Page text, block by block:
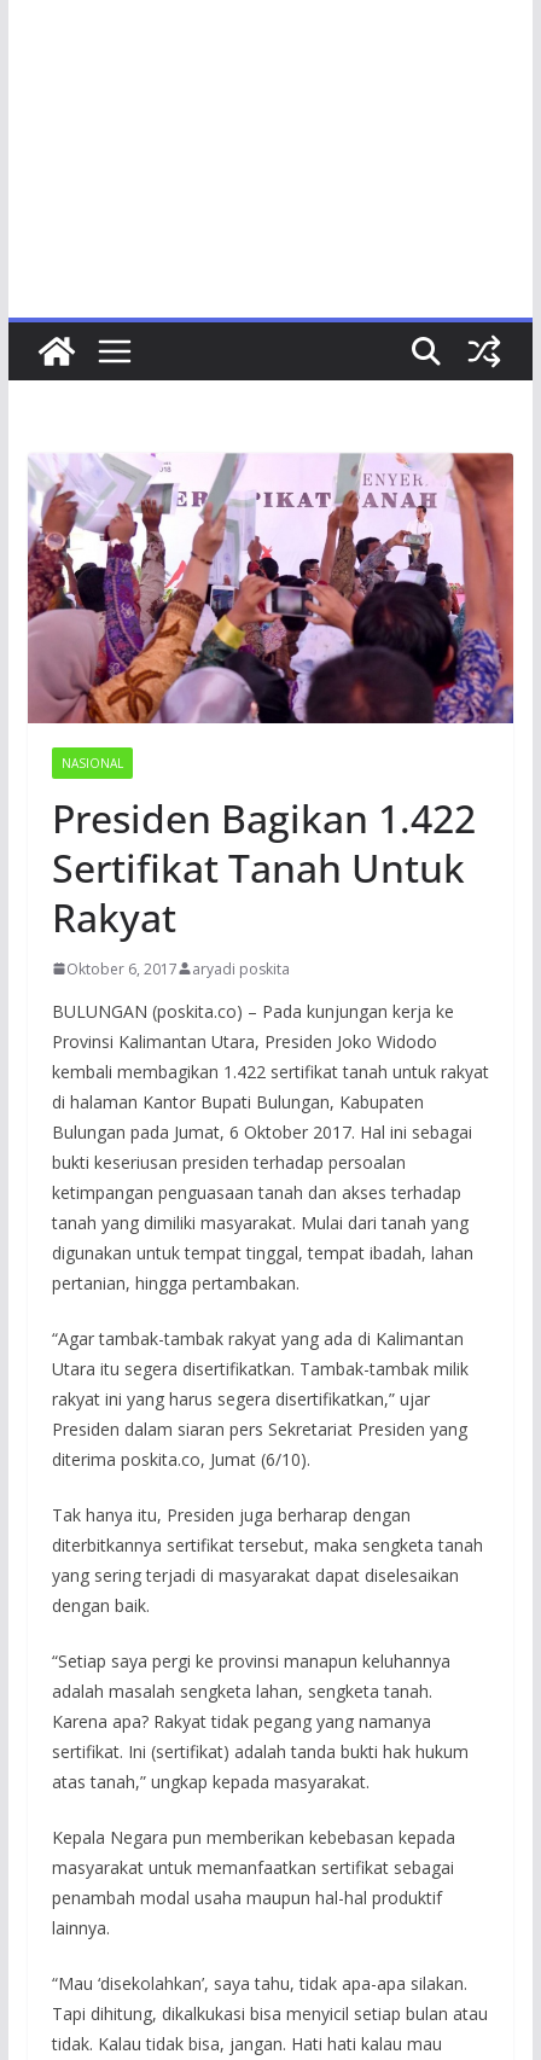
NASIONAL
Presiden Bagikan 1.422
Sertifikat Tanah Untuk
Rakyat
Oktober 6, 2017 aryadi poskita
BULUNGAN (poskita.co) – Pada kunjungan kerja ke
Provinsi Kalimantan Utara, Presiden Joko Widodo
kembali membagikan 1.422 sertifikat tanah untuk rakyat
di halaman Kantor Bupati Bulungan, Kabupaten
Bulungan pada Jumat, 6 Oktober 2017. Hal ini sebagai
bukti keseriusan presiden terhadap persoalan
ketimpangan penguasaan tanah dan akses terhadap
tanah yang dimiliki masyarakat. Mulai dari tanah yang
digunakan untuk tempat tinggal, tempat ibadah, lahan
pertanian, hingga pertambakan.
“Agar tambak-tambak rakyat yang ada di Kalimantan
Utara itu segera disertifikatkan. Tambak-tambak milik
rakyat ini yang harus segera disertifikatkan,” ujar
Presiden dalam siaran pers Sekretariat Presiden yang
diterima poskita.co, Jumat (6/10).
Tak hanya itu, Presiden juga berharap dengan
diterbitkannya sertifikat tersebut, maka sengketa tanah
yang sering terjadi di masyarakat dapat diselesaikan
dengan baik.
“Setiap saya pergi ke provinsi manapun keluhannya
adalah masalah sengketa lahan, sengketa tanah.
Karena apa? Rakyat tidak pegang yang namanya
sertifikat. Ini (sertifikat) adalah tanda bukti hak hukum
atas tanah,” ungkap kepada masyarakat.
Kepala Negara pun memberikan kebebasan kepada
masyarakat untuk memanfaatkan sertifikat sebagai
penambah modal usaha maupun hal-hal produktif
lainnya.
“Mau ‘disekolahkan’, saya tahu, tidak apa-apa silakan.
Tapi dihitung, dikalkukasi bisa menyicil setiap bulan atau
tidak. Kalau tidak bisa, jangan. Hati hati kalau mau